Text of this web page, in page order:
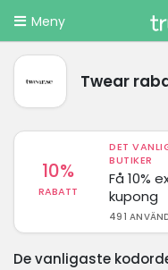
Meny
Twear
10%
RABATT
DET
BUTIKER
Få 10%
kupong
491
De vanligaste